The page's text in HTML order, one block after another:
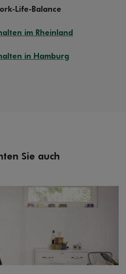
Life-Balance
im Rheinland
in Hamburg
Sie auch